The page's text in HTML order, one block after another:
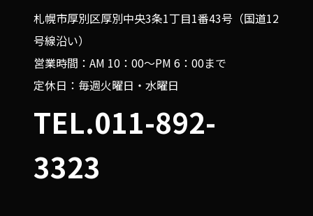
札幌市厚別区厚別中央3条1丁目1番43号（国道12
号線沿い）
営業時間：AM 10：00～PM 6：00まで
定休日：毎週火曜日・水曜日
TEL.011-892-
3323